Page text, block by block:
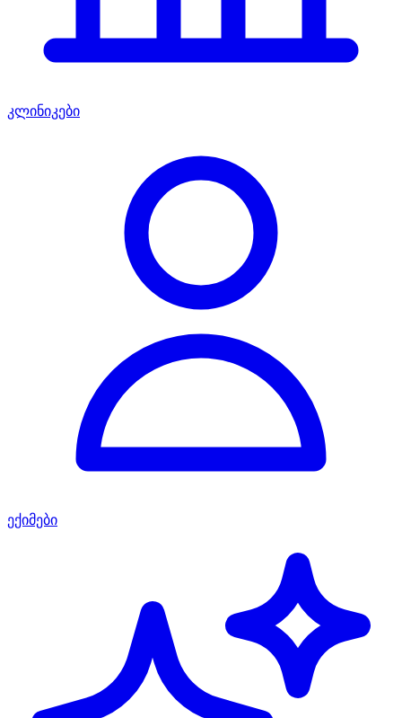
კლინიკები
ექიმები